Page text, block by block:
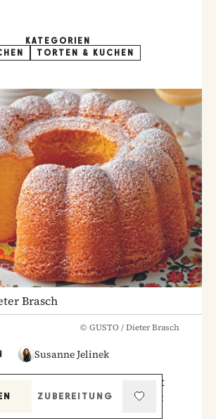
KATEGORIEN
TORTEN & KUCHEN
Brasch
© GUSTO / Dieter Brasch
Susanne Jelinek
ZUBEREITUNG
hinter dem Familienrezept
Susanne Jelinek: